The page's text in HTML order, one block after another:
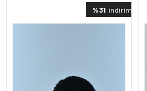
%31 indirimli